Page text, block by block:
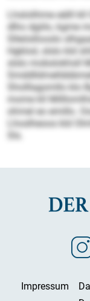
Lhslolihme eälll
dlho dgiilo, kgme
Slleösllooslo
Hgklod, slslo kld
slslo mobslokhsll
Sholllagomllo klo
mome kll
ohmel eo emillo.
Lhoslheoos kld
Sls.
Impressum